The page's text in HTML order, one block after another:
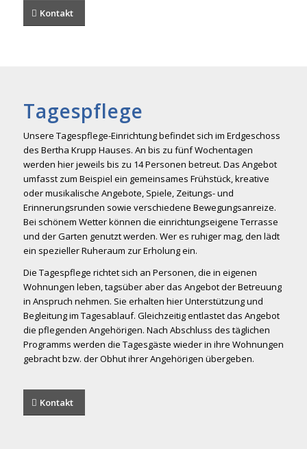
Kontakt
Tagespflege
Unsere Tagespflege-Einrichtung befindet sich im Erdgeschoss
des Bertha Krupp Hauses. An bis zu fünf Wochentagen
werden hier jeweils bis zu 14 Personen betreut. Das Angebot
umfasst zum Beispiel ein gemeinsames Frühstück, kreative
oder musikalische Angebote, Spiele, Zeitungs- und
Erinnerungsrunden sowie verschiedene Bewegungsanreize.
Bei schönem Wetter können die einrichtungseigene Terrasse
und der Garten genutzt werden. Wer es ruhiger mag, den lädt
ein spezieller Ruheraum zur Erholung ein.
Die Tagespflege richtet sich an Personen, die in eigenen
Wohnungen leben, tagsüber aber das Angebot der Betreuung
in Anspruch nehmen. Sie erhalten hier Unterstützung und
Begleitung im Tagesablauf. Gleichzeitig entlastet das Angebot
die pflegenden Angehörigen. Nach Abschluss des täglichen
Programms werden die Tagesgäste wieder in ihre Wohnungen
gebracht bzw. der Obhut ihrer Angehörigen übergeben.
Kontakt